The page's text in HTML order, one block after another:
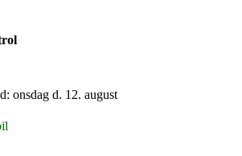
onsdag d. 12. august